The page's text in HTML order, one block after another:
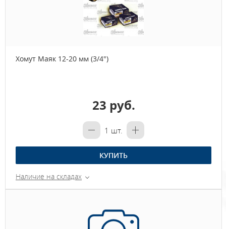
Хомут Маяк 12-20 мм (3/4")
23 руб.
1 шт.
КУПИТЬ
Наличие на складах